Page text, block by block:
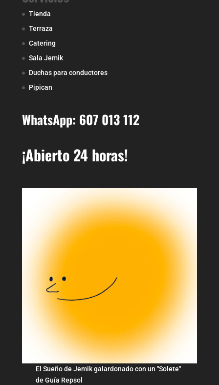
Tienda
Terraza
Catering
Sala Jemik
Duchas para conductores
Pipican
WhatsApp: 607 013 112
¡Abierto 24 horas!
El Sueño de Jemik galardonado con un "Solete"
de Guía Repsol